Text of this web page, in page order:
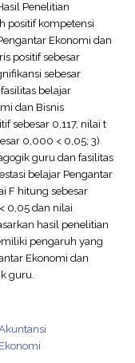
Penelitian
positif kompetensi
Ekonomi dan
positif sebesar
sebesar
belajar
dan Bisnis
sebesar 0,117, nilai t
0,000 < 0,05; 3)
guru dan fasilitas
belajar Pengantar
F hitung sebesar
0,05 dan nilai
hasil penelitian
pengaruh yang
Ekonomi dan
guru.